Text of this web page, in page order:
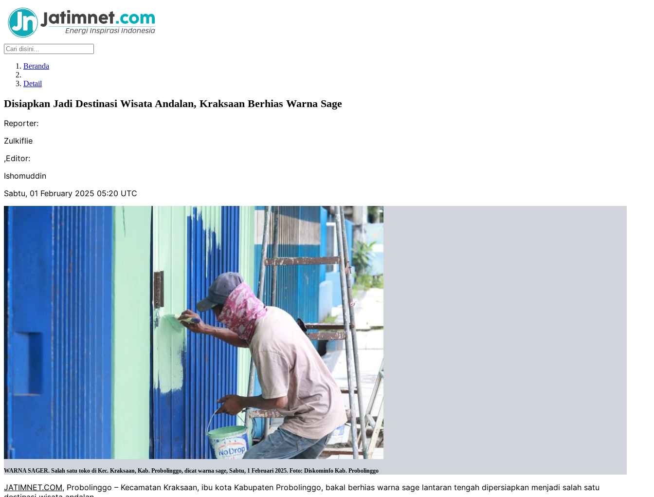
Beranda
Detail
Disiapkan Jadi Destinasi Wisata Andalan, Kraksaan Berhias Warna Sage
Reporter:
Zulkiflie
,Editor:
Ishomuddin
Sabtu, 01 February 2025 05:20 UTC
WARNA SAGER. Salah satu toko di Kec. Kraksaan, Kab. Probolinggo, dicat warna sage, Sabtu, 1 Februari 2025. Foto: Diskominfo Kab. Probolinggo
JATIMNET.COM, Probolinggo – Kecamatan Kraksaan, ibu kota Kabupaten Probolinggo, bakal berhias warna sage lantaran tengah dipersiapkan menjadi salah satu